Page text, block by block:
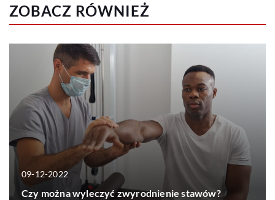
ZOBACZ RÓWNIEŻ
09-12-2022
Czy można wyleczyć zwyrodnienie stawów?